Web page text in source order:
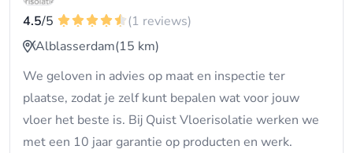
4.5/5
(1 reviews)
Alblasserdam(15 km)
We geloven in advies op maat en inspectie ter
plaatse, zodat je zelf kunt bepalen wat voor jouw
vloer het beste is. Bij Quist Vloerisolatie werken we
met een 10 jaar garantie op producten en werk.